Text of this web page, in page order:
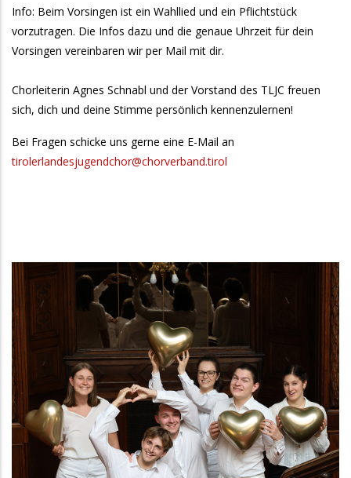
Info: Beim Vorsingen ist ein Wahllied und ein Pflichtstück
vorzutragen. Die Infos dazu und die genaue Uhrzeit für dein
Vorsingen vereinbaren wir per Mail mit dir.
Chorleiterin Agnes Schnabl und der Vorstand des TLJC freuen
sich, dich und deine Stimme persönlich kennenzulernen!
Bei Fragen schicke uns gerne eine E-Mail an
tirolerlandesjugendchor@chorverband.tirol